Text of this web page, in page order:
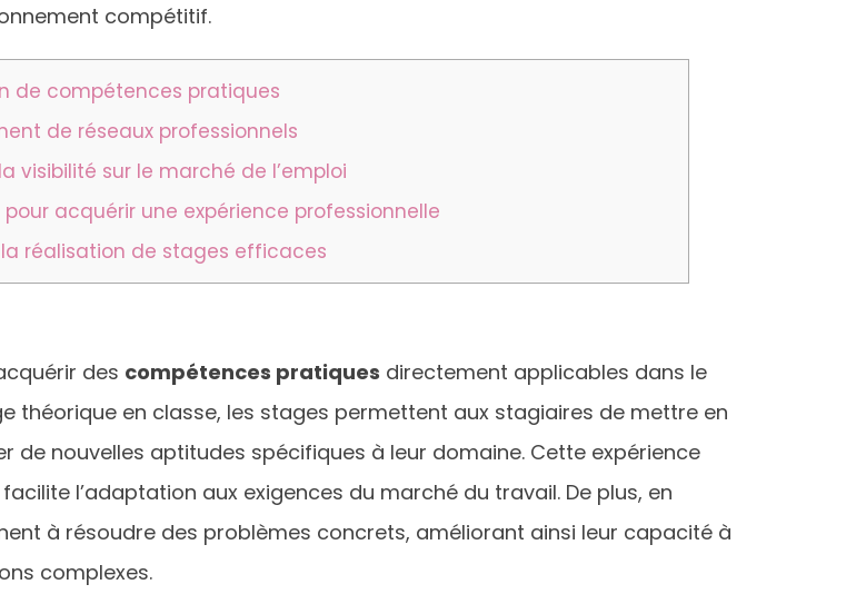
compétitif.
de compétences pratiques
de réseaux professionnels
visibilité sur le marché de l’emploi
acquérir une expérience professionnelle
la réalisation de stages efficaces
des compétences pratiques directement applicables dans le
théorique en classe, les stages permettent aux stagiaires de mettre en
nouvelles aptitudes spécifiques à leur domaine. Cette expérience
l’adaptation aux exigences du marché du travail. De plus, en
à résoudre des problèmes concrets, améliorant ainsi leur capacité à
complexes.